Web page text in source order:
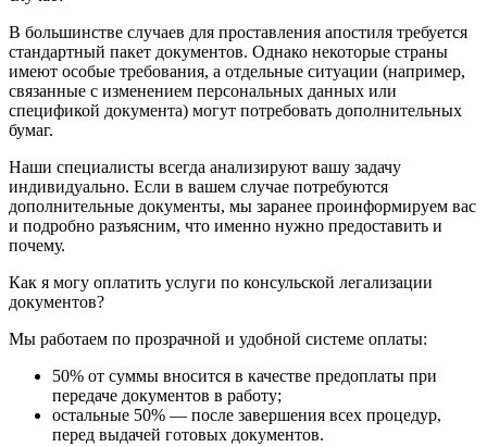
В большинстве случаев для проставления апостиля требуется
стандартный пакет документов. Однако некоторые страны
имеют особые требования, а отдельные ситуации (например,
связанные с изменением персональных данных или
спецификой документа) могут потребовать дополнительных
бумаг.
Наши специалисты всегда анализируют вашу задачу
индивидуально. Если в вашем случае потребуются
дополнительные документы, мы заранее проинформируем вас
и подробно разъясним, что именно нужно предоставить и
почему.
Как я могу оплатить услуги по консульской легализации
документов?
Мы работаем по прозрачной и удобной системе оплаты:
50% от суммы вносится в качестве предоплаты при
передаче документов в работу;
остальные 50% — после завершения всех процедур,
перед выдачей готовых документов.